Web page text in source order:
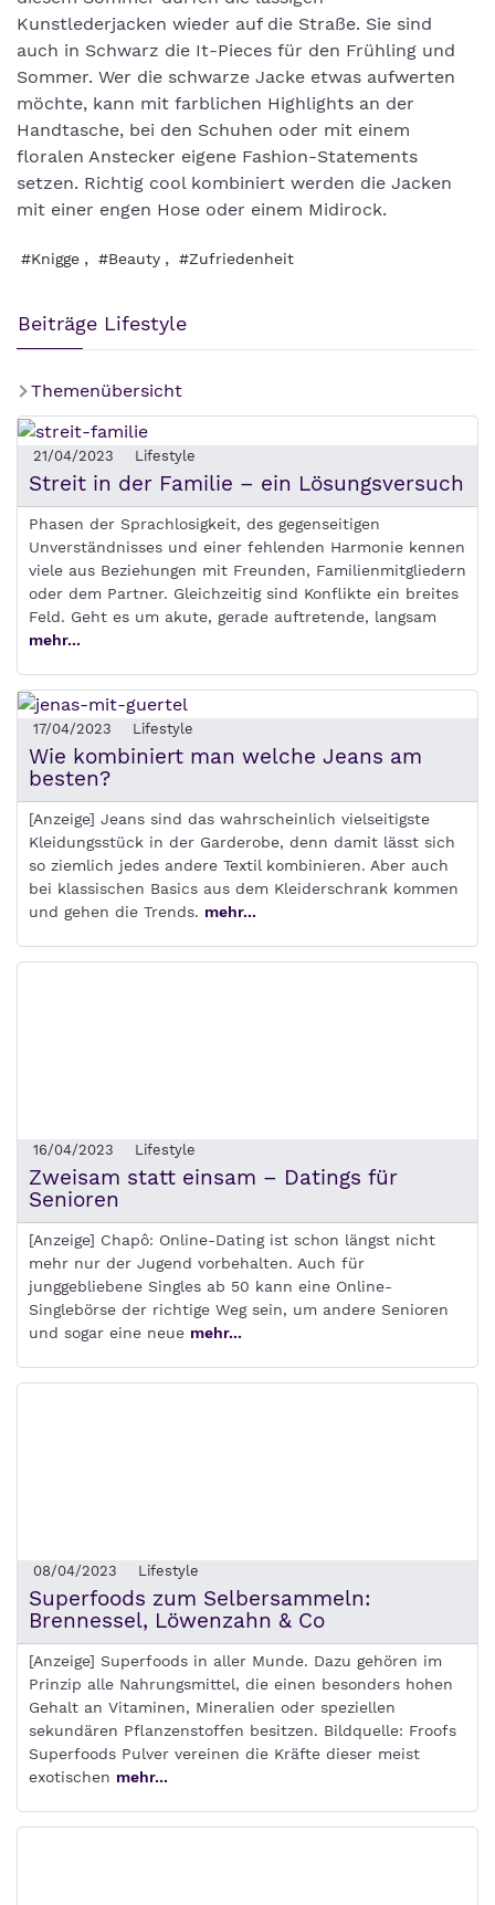
Kunstlederjacken wieder auf die Straße. Sie sind
auch in Schwarz die It-Pieces für den Frühling und
Sommer. Wer die schwarze Jacke etwas aufwerten
möchte, kann mit farblichen Highlights an der
Handtasche, bei den Schuhen oder mit einem
floralen Anstecker eigene Fashion-Statements
setzen. Richtig cool kombiniert werden die Jacken
mit einer engen Hose oder einem Midirock.
#Knigge , #Beauty , #Zufriedenheit
Beiträge Lifestyle
Themenübersicht
21/04/2023 Lifestyle
Streit in der Familie – ein Lösungsversuch
Phasen der Sprachlosigkeit, des gegenseitigen
Unverständnisses und einer fehlenden Harmonie kennen
viele aus Beziehungen mit Freunden, Familienmitgliedern
oder dem Partner. Gleichzeitig sind Konflikte ein breites
Feld. Geht es um akute, gerade auftretende, langsam
mehr...
17/04/2023 Lifestyle
Wie kombiniert man welche Jeans am
besten?
[Anzeige] Jeans sind das wahrscheinlich vielseitigste
Kleidungsstück in der Garderobe, denn damit lässt sich
so ziemlich jedes andere Textil kombinieren. Aber auch
bei klassischen Basics aus dem Kleiderschrank kommen
und gehen die Trends. mehr...
16/04/2023 Lifestyle
Zweisam statt einsam – Datings für
Senioren
[Anzeige] Chapô: Online-Dating ist schon längst nicht
mehr nur der Jugend vorbehalten. Auch für
junggebliebene Singles ab 50 kann eine Online-
Singlebörse der richtige Weg sein, um andere Senioren
und sogar eine neue mehr...
08/04/2023 Lifestyle
Superfoods zum Selbersammeln:
Brennessel, Löwenzahn & Co
[Anzeige] Superfoods in aller Munde. Dazu gehören im
Prinzip alle Nahrungsmittel, die einen besonders hohen
Gehalt an Vitaminen, Mineralien oder speziellen
sekundären Pflanzenstoffen besitzen. Bildquelle: Froofs
Superfoods Pulver vereinen die Kräfte dieser meist
exotischen mehr...